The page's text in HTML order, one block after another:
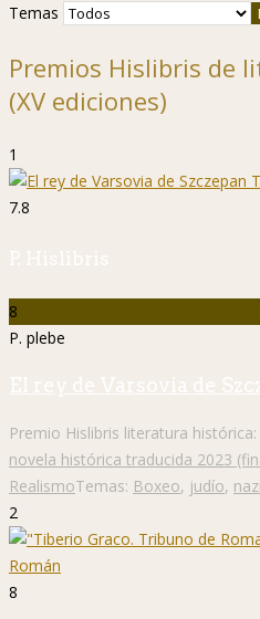
Temas
Premios Hislibris de
(XV ediciones)
1
7.8
P. Hislibris
8
P. plebe
El rey de Varsovia de
Premio Hislibris literatura histórica:
novela histórica traducida 2023
RealismoTemas: Boxeo, judío,
2
8